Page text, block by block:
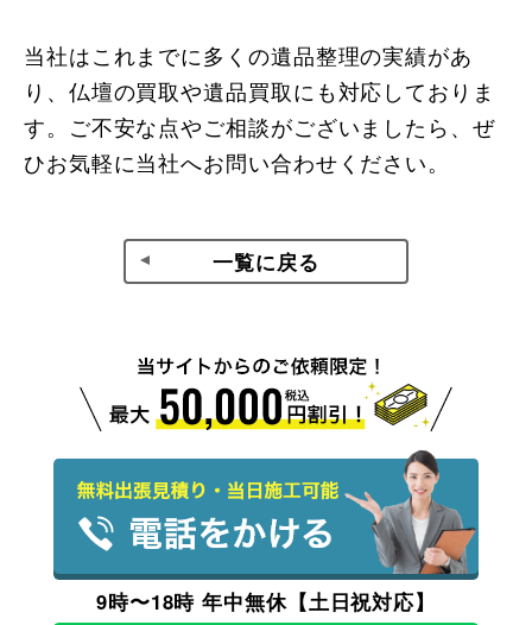
当社はこれまでに多くの遺品整理の実績があ
り、仏壇の買取や遺品買取にも対応しておりま
す。ご不安な点やご相談がございましたら、ぜ
ひお気軽に当社へお問い合わせください。
一覧に戻る
9時〜18時 年中無休【土日祝対応】